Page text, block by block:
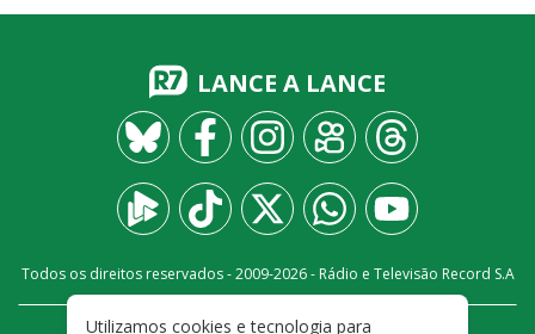
LANCE A LANCE
Todos os direitos reservados - 2009-2026- Rádio e Televisão Record S.A
Utilizamos cookies e tecnologia para